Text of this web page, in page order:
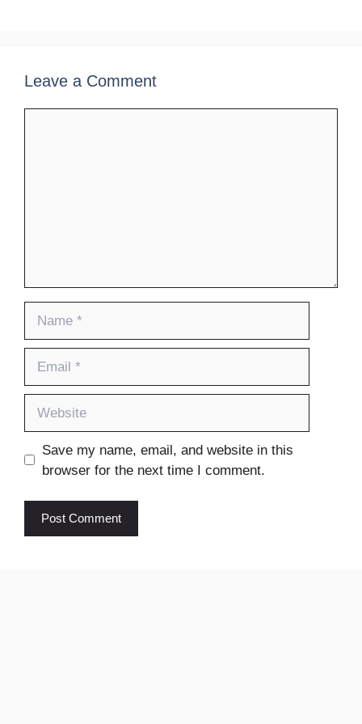
Leave a Comment
Save my name, email, and website in this
browser for the next time I comment.